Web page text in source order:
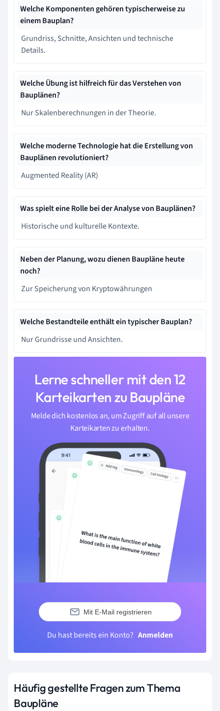
Welche Komponenten gehören typischerweise zu
einem Bauplan?
Grundriss, Schnitte, Ansichten und technische
Details.
Welche Übung ist hilfreich für das Verstehen von
Bauplänen?
Nur Skalenberechnungen in der Theorie.
Welche moderne Technologie hat die Erstellung von
Bauplänen revolutioniert?
Augmented Reality (AR)
Was spielt eine Rolle bei der Analyse von Bauplänen?
Historische und kulturelle Kontexte.
Neben der Planung, wozu dienen Baupläne heute
noch?
Zur Speicherung von Kryptowährungen
Welche Bestandteile enthält ein typischer Bauplan?
Nur Grundrisse und Ansichten.
Lerne schneller mit den 12
Karteikarten zu Baupläne
Melde dich kostenlos an, um Zugriff auf all unsere
Karteikarten zu erhalten.
Mit E-Mail registrieren
Du hast bereits ein Konto? Anmelden
Häufig gestellte Fragen zum Thema
Baupläne